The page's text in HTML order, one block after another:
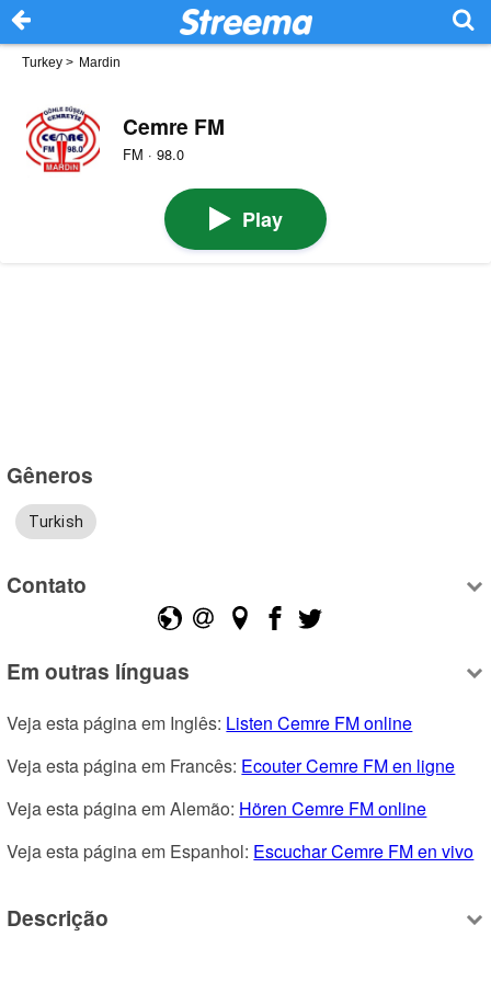
Turkey > Mardin
Cemre FM
FM · 98.0
Play
Gêneros
Turkish
Contato
Em outras línguas
Veja esta página em Inglês: Listen Cemre FM online
Veja esta página em Francês: Ecouter Cemre FM en ligne
Veja esta página em Alemão: Hören Cemre FM online
Veja esta página em Espanhol: Escuchar Cemre FM en vivo
Descrição